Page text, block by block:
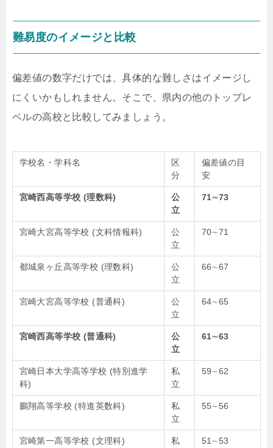
難易度のイメージと比較
偏差値の数字だけでは、具体的な難しさはイメージし
にくいかもしれません。そこで、県内の他のトップレ
ベルの高校と比較してみましょう。
学校名・学科名
区
分
偏差値の目
安
宮崎西高等学校 (理数科)
公
立
71∼73
宮崎大宮高等学校 (文科情報科)
公
立
70∼71
都城泉ヶ丘高等学校 (理数科)
公
立
66∼67
宮崎大宮高等学校 (普通科)
公
立
64∼65
宮崎西高等学校 (普通科)
公
立
61∼63
宮崎日本大学高等学校 (特別進学
科)
私
立
59∼62
鵬翔高等学校 (特進英数科)
私
立
55∼56
宮崎第一高等学校 (文理科)
私
51 ∼53